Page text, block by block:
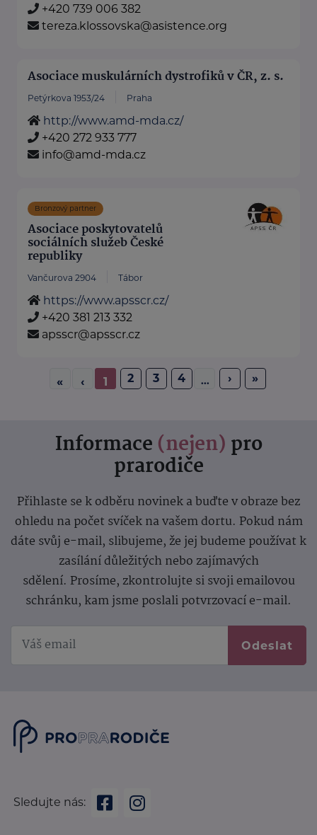
+420 739 006 382
tereza.klossovska@asistence.org
Asociace muskulárních dystrofiků v ČR, z. s.
Petýrkova 1953/24 Praha
http://www.amd-mda.cz/
+420 272 933 777
info@amd-mda.cz
Bronzový partner
Asociace poskytovatelů
sociálních služeb České
republiky
Vančurova 2904 Tábor
https://www.apsscr.cz/
+420 381 213 332
apsscr@apsscr.cz
« ‹ 1 2 3 4 ... › »
Informace (nejen) pro
prarodiče
Přihlaste se k odběru novinek a buďte v obraze bez
ohledu na počet svíček na vašem dortu. Pokud nám
dáte svůj e-mail, slibujeme, že jej budeme používat k
zasílání důležitých nebo zajímavých
sdělení. Prosíme, zkontrolujte si svoji emailovou
schránku, kam jsme poslali potvrzovací e-mail.
Odeslat
Sledujte nás: